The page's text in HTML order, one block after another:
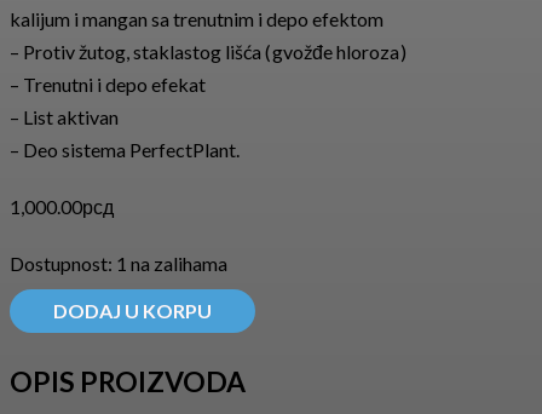
kalijum i mangan sa trenutnim i depo efektom
– Protiv žutog, staklastog lišća ( gvožđe hloroza )
– Trenutni i depo efekat
– List aktivan
– Deo sistema PerfectPlant.
1,000.00рсд
Dostupnost: 1 na zalihama
DODAJ U KORPU
OPIS PROIZVODA